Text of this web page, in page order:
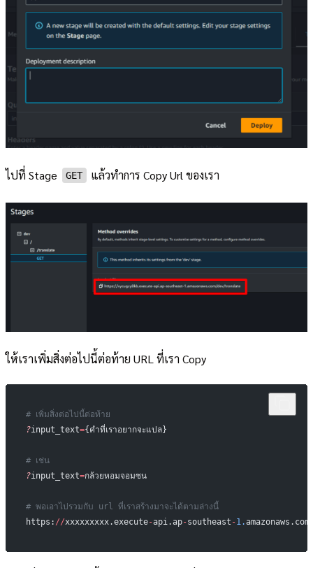
ไปที่ Stage GET แล้วทำการ Copy Url ของเรา
ให้เราเพิ่มสิ่งต่อไปนี้ต่อท้าย URL ที่เรา Copy
# เพิ่มสิ่งต่อไปนี้ต่อท้าย
?input_text={คำที่เราอยากจะแปล}
# เช่น
?input_text=กล้วยหอมจอมซน
# พอเอาไปรวมกับ url ที่เราสร้างมาจะได้ตามล่างนี้
https: //xxxxxxxxx.execute-api.ap-southeast -1.amazonaws.com